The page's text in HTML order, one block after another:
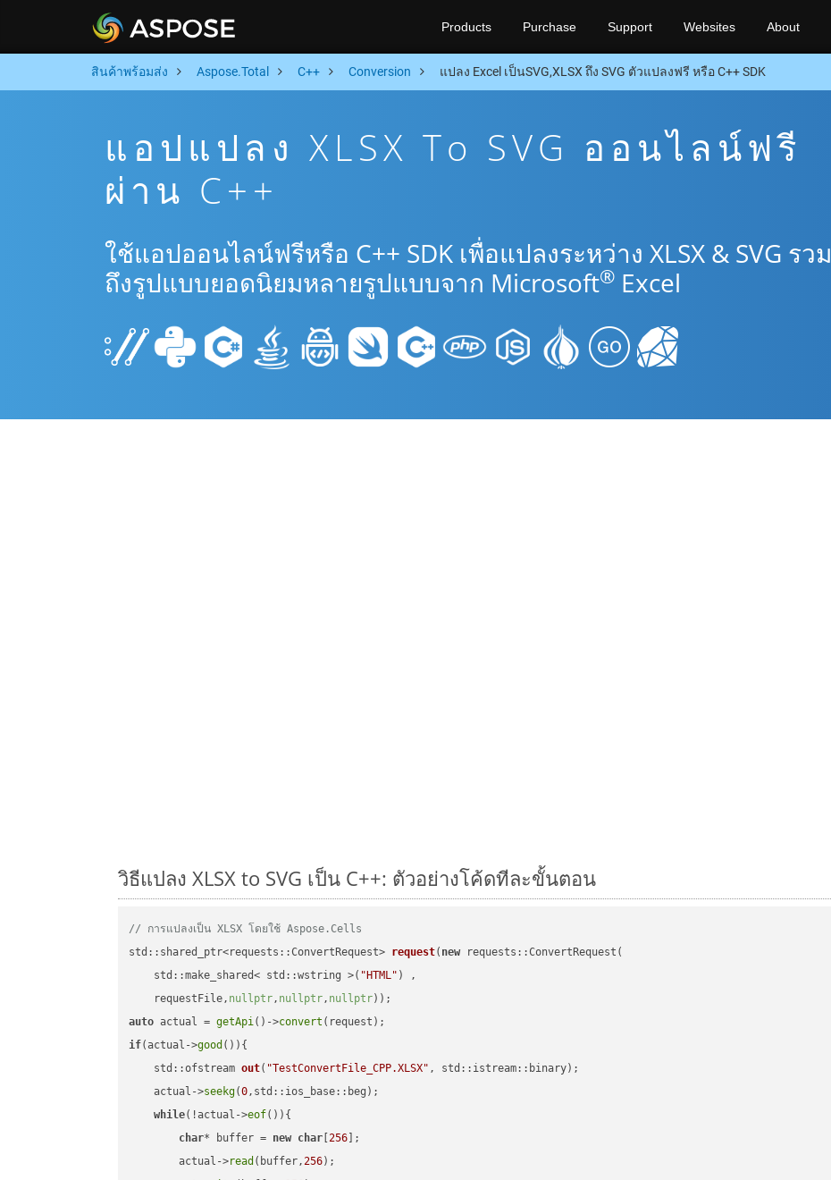
Products Purchase Support Websites About
สินค้าพร้อมส่ง Aspose.Total C++ Conversion แปลง Excel เป็นSVG,XLSX ถึง SVG ตัวแปลงฟรี หรือ C++ SDK
แอปแปลง XLSX To SVG ออนไลน์ฟรี
ผ่าน C++
ใช้แอปออนไลน์ฟรีหรือ C++ SDK เพื่อแปลงระหว่าง XLSX & SVG รวม
ถึงรูปแบบยอดนิยมหลายรูปแบบจาก Microsoft® Excel
วิธีแปลง XLSX to SVG เป็น C++: ตัวอย่างโค้ดทีละขั้นตอน
// การแปลงเป็น XLSX โดยใช้ Aspose.Cells
std::shared_ptr<requests::ConvertRequest> request( new requests::ConvertRequest(
    std::make_shared< std::wstring >(
"HTML" ) ,
    requestFile,
nullptr, nullptr, nullptr))
auto actual = getApi()->convert
if(actual->good ()){
std::ofstream out( "TestConvertFile_CPP.XLSX" , std::istream::binary) ;
    actual->
seekg(0,std::ios_base::beg);
while(!actual->eof()){
char* buffer = new char [256 ];
        actual->
read (buffer,256);